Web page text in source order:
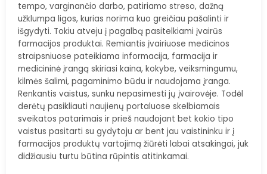
tempo, varginančio darbo, patiriamo streso, dažną
užklumpa ligos, kurias norima kuo greičiau pašalinti ir
išgydyti. Tokiu atveju į pagalbą pasitelkiami įvairūs
farmacijos produktai. Remiantis įvairiuose medicinos
straipsniuose pateikiama informacija, farmacija ir
medicininė įrangą skiriasi kaina, kokybe, veiksmingumu,
kilmės šalimi, pagaminimo būdu ir naudojama įranga.
Renkantis vaistus, sunku nepasimesti jų įvairovėje. Todėl
derėtų pasikliauti naujienų portaluose skelbiamais
sveikatos patarimais ir prieš naudojant bet kokio tipo
vaistus pasitarti su gydytoju ar bent jau vaistininku ir į
farmacijos produktų vartojimą žiūrėti labai atsakingai, juk
didžiausiu turtu būtina rūpintis atitinkamai.